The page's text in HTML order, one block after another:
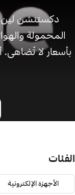
دكستنشن لين -
المحمولة
بأسعار لا
الفئات
الأجهزة الإلكترونية